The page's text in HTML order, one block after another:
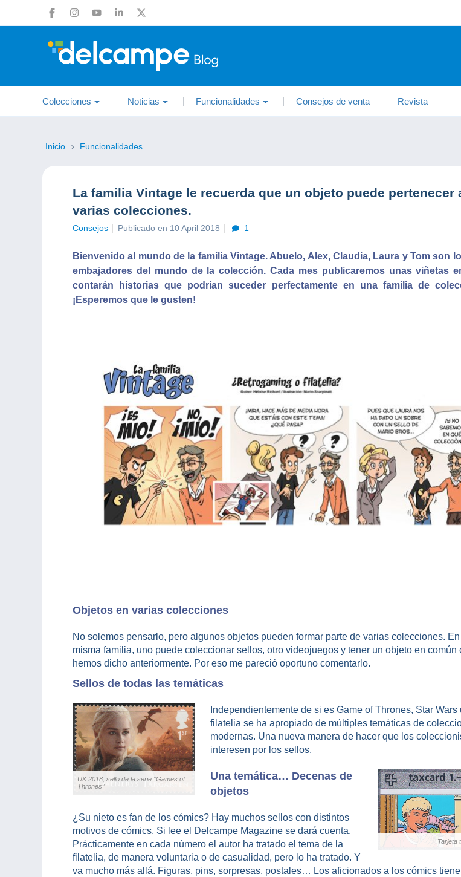
Colecciones Noticias Funcionalidades Consejos de venta Revista
Inicio Funcionalidades
La familia Vintage le recuerda que un objeto puede pertenecer
varias colecciones.
Consejos Publicado en 10 April 2018 1
Bienvenido al mundo de la familia Vintage. Abuelo, Alex, Claudia, Laura y Tom son
embajadores del mundo de la colección. Cada mes publicaremos unas viñetas
contarán historias que podrían suceder perfectamente en una familia de
¡Esperemos que le gusten!
Objetos en varias colecciones
No solemos pensarlo, pero algunos objetos pueden formar parte de varias colecciones.
misma familia, uno puede coleccionar sellos, otro videojuegos y tener un objeto en común
hemos dicho anteriormente. Por eso me pareció oportuno comentarlo.
Sellos de todas las temáticas
UK 2018, sello de la serie “Games of
Thrones”
Independientemente de si es Game of Thrones, Star Wars
filatelia se ha apropiado de múltiples temáticas de
modernas. Una nueva manera de hacer que los
interesen por los sellos.
Tarjeta
Una temática… Decenas de
objetos
¿Su nieto es fan de los cómics? Hay muchos sellos con distintos
motivos de cómics. Si lee el Delcampe Magazine se dará cuenta.
Prácticamente en cada número el autor ha tratado el tema de la
filatelia, de manera voluntaria o de casualidad, pero lo ha tratado. Y
va mucho más allá. Figuras, pins, sorpresas, postales… Los aficionados a los cómics